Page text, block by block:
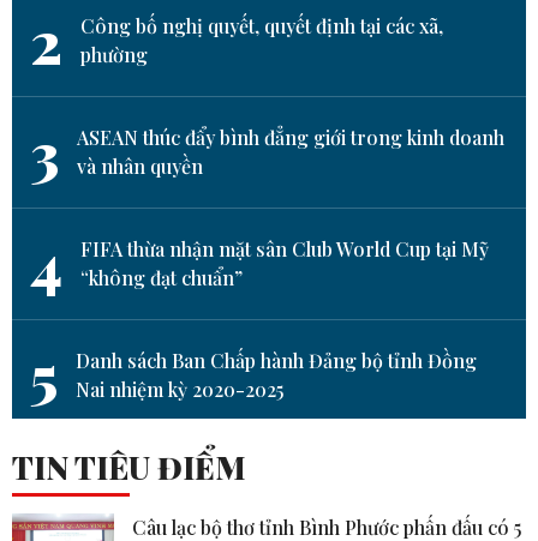
2
Công bố nghị quyết, quyết định tại các xã,
phường
3
ASEAN thúc đẩy bình đẳng giới trong kinh doanh
và nhân quyền
4
FIFA thừa nhận mặt sân Club World Cup tại Mỹ
“không đạt chuẩn”
5
Danh sách Ban Chấp hành Đảng bộ tỉnh Đồng
Nai nhiệm kỳ 2020-2025
TIN TIÊU ĐIỂM
Câu lạc bộ thơ tỉnh Bình Phước phấn đấu có 5